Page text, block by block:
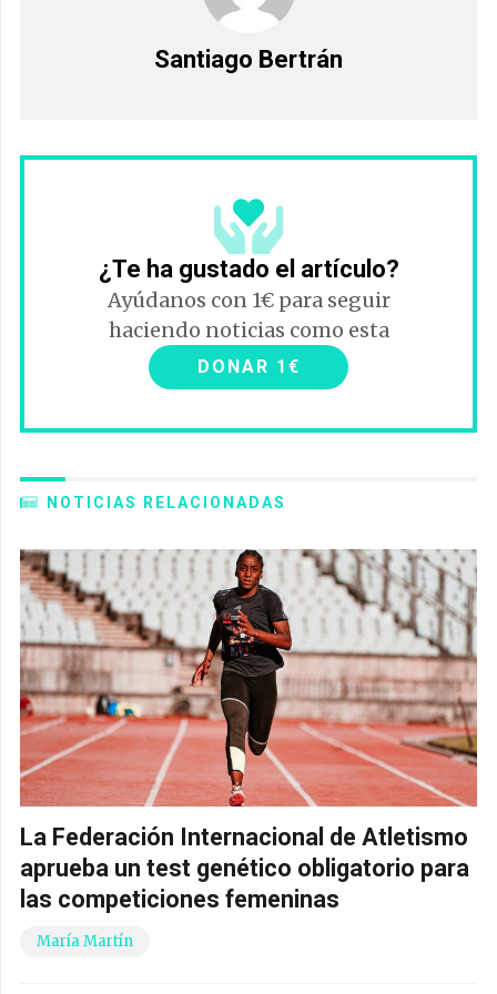
Santiago Bertrán
¿Te ha gustado el artículo?
Ayúdanos con 1€ para seguir
haciendo noticias como esta
DONAR 1€
NOTICIAS RELACIONADAS
La Federación Internacional de Atletismo
aprueba un test genético obligatorio para
las competiciones femeninas
María Martín